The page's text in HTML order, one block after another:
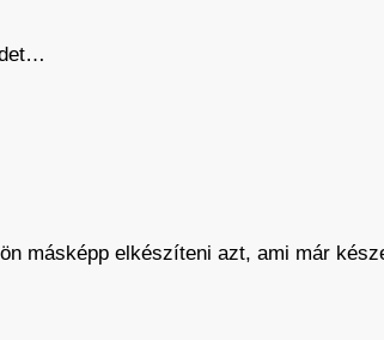
másképp elkészíteni azt, ami már